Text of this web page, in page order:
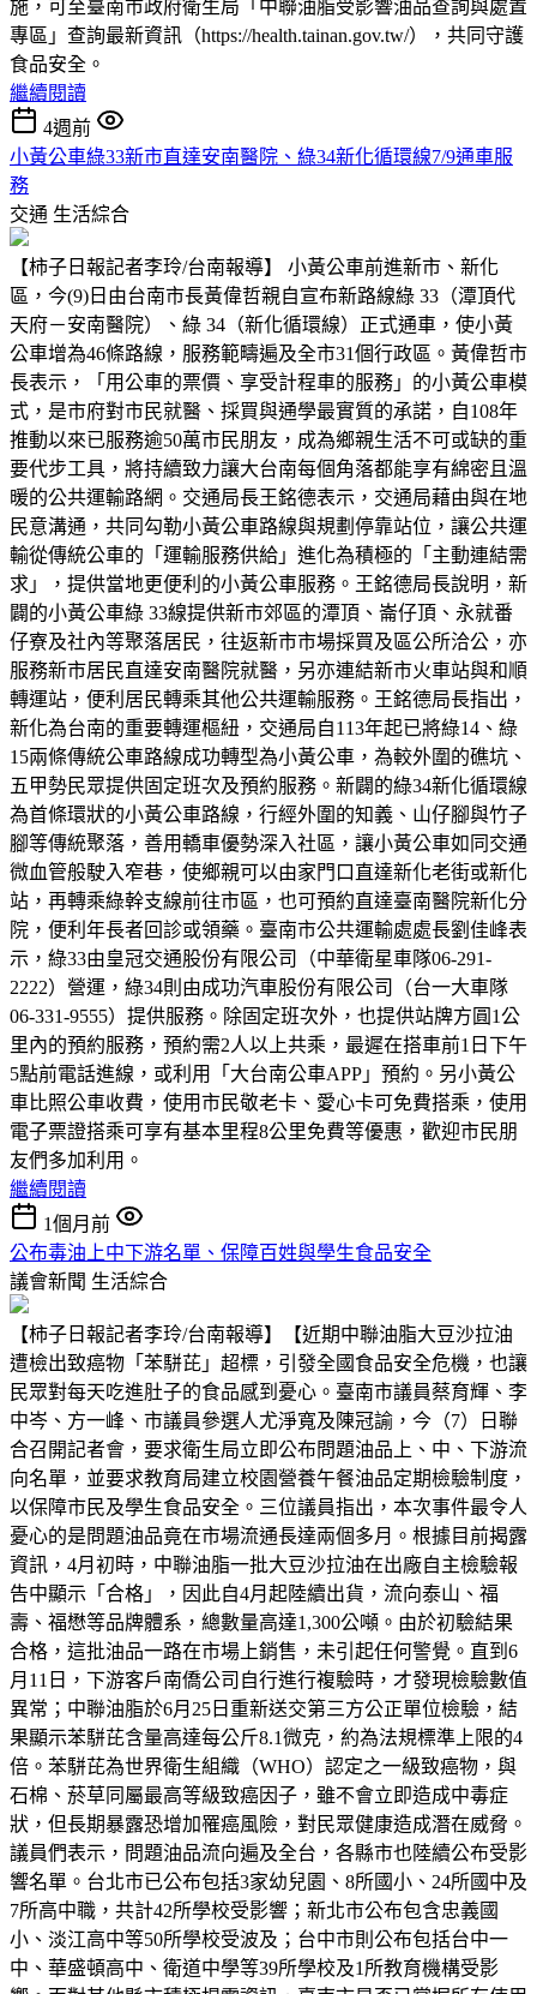
施，可至臺南市政府衛生局「中聯油脂受影響油品查詢與處置
專區」查詢最新資訊（https://health.tainan.gov.tw/），共同守護
食品安全。
繼續閱讀
4週前
小黃公車綠33新市直達安南醫院、綠34新化循環線7/9通車服
務
交通 生活綜合
【柿子日報記者李玲/台南報導】 小黃公車前進新市、新化
區，今(9)日由台南市長黃偉哲親自宣布新路線綠 33（潭頂代
天府－安南醫院）、綠 34（新化循環線）正式通車，使小黃
公車增為46條路線，服務範疇遍及全市31個行政區。黃偉哲市
長表示，「用公車的票價、享受計程車的服務」的小黃公車模
式，是市府對市民就醫、採買與通學最實質的承諾，自108年
推動以來已服務逾50萬市民朋友，成為鄉親生活不可或缺的重
要代步工具，將持續致力讓大台南每個角落都能享有綿密且溫
暖的公共運輸路網。交通局長王銘德表示，交通局藉由與在地
民意溝通，共同勾勒小黃公車路線與規劃停靠站位，讓公共運
輸從傳統公車的「運輸服務供給」進化為積極的「主動連結需
求」，提供當地更便利的小黃公車服務。王銘德局長說明，新
闢的小黃公車綠 33線提供新市郊區的潭頂、崙仔頂、永就番
仔寮及社內等聚落居民，往返新市市場採買及區公所洽公，亦
服務新市居民直達安南醫院就醫，另亦連結新市火車站與和順
轉運站，便利居民轉乘其他公共運輸服務。王銘德局長指出，
新化為台南的重要轉運樞紐，交通局自113年起已將綠14、綠
15兩條傳統公車路線成功轉型為小黃公車，為較外圍的礁坑、
五甲勢民眾提供固定班次及預約服務。新闢的綠34新化循環線
為首條環狀的小黃公車路線，行經外圍的知義、山仔腳與竹子
腳等傳統聚落，善用轎車優勢深入社區，讓小黃公車如同交通
微血管般駛入窄巷，使鄉親可以由家門口直達新化老街或新化
站，再轉乘綠幹支線前往市區，也可預約直達臺南醫院新化分
院，便利年長者回診或領藥。臺南市公共運輸處處長劉佳峰表
示，綠33由皇冠交通股份有限公司（中華衛星車隊06-291-
2222）營運，綠34則由成功汽車股份有限公司（台一大車隊
06-331-9555）提供服務。除固定班次外，也提供站牌方圓1公
里內的預約服務，預約需2人以上共乘，最遲在搭車前1日下午
5點前電話進線，或利用「大台南公車APP」預約。另小黃公
車比照公車收費，使用市民敬老卡、愛心卡可免費搭乘，使用
電子票證搭乘可享有基本里程8公里免費等優惠，歡迎市民朋
友們多加利用。
繼續閱讀
1個月前
公布毒油上中下游名單、保障百姓與學生食品安全
議會新聞 生活綜合
【柿子日報記者李玲/台南報導】【近期中聯油脂大豆沙拉油
遭檢出致癌物「苯駢芘」超標，引發全國食品安全危機，也讓
民眾對每天吃進肚子的食品感到憂心。臺南市議員蔡育輝、李
中岑、方一峰、市議員參選人尤淨寬及陳冠諭，今（7）日聯
合召開記者會，要求衛生局立即公布問題油品上、中、下游流
向名單，並要求教育局建立校園營養午餐油品定期檢驗制度，
以保障市民及學生食品安全。三位議員指出，本次事件最令人
憂心的是問題油品竟在市場流通長達兩個多月。根據目前揭露
資訊，4月初時，中聯油脂一批大豆沙拉油在出廠自主檢驗報
告中顯示「合格」，因此自4月起陸續出貨，流向泰山、福
壽、福懋等品牌體系，總數量高達1,300公噸。由於初驗結果
合格，這批油品一路在市場上銷售，未引起任何警覺。直到6
月11日，下游客戶南僑公司自行進行複驗時，才發現檢驗數值
異常；中聯油脂於6月25日重新送交第三方公正單位檢驗，結
果顯示苯駢芘含量高達每公斤8.1微克，約為法規標準上限的4
倍。苯駢芘為世界衛生組織（WHO）認定之一級致癌物，與
石棉、菸草同屬最高等級致癌因子，雖不會立即造成中毒症
狀，但長期暴露恐增加罹癌風險，對民眾健康造成潛在威脅。
議員們表示，問題油品流向遍及全台，各縣市也陸續公布受影
響名單。台北市已公布包括3家幼兒園、8所國小、24所國中及
7所高中職，共計42所學校受影響；新北市公布包含忠義國
小、淡江高中等50所學校受波及；台中市則公布包括台中一
中、華盛頓高中、衛道中學等39所學校及1所教育機構受影